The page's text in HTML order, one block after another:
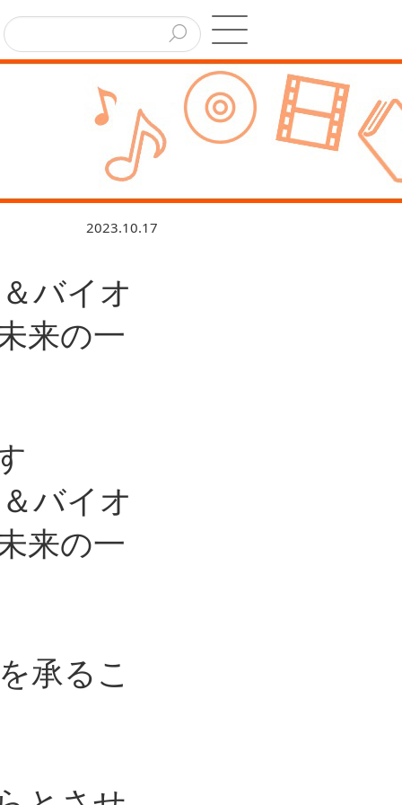
2023.10.17
バイオ
来の一
バイオ
来の一
承るこ